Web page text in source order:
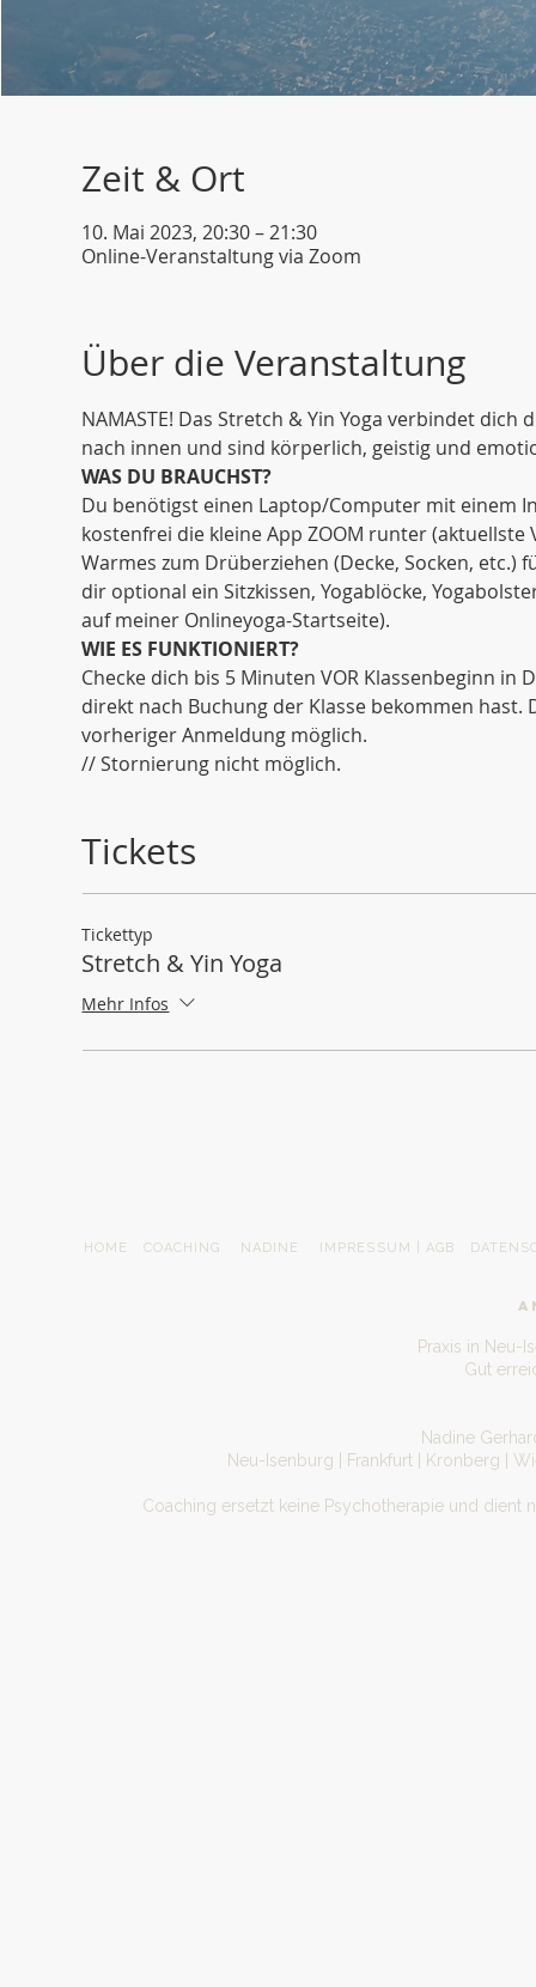
Zeit & Ort
10. Mai 2023, 20:30 – 21:30
Online-Veranstaltung via Zoom
Über die Veranstaltung
NAMASTE! Das Stretch & Yin Yoga verbindet
nach innen und sind körperlich, geistig und
WAS DU BRAUCHST?
Du benötigst einen Laptop/Computer mit einem
kostenfrei die kleine App ZOOM runter
Warmes zum Drüberziehen (Decke, Socken,
dir optional ein Sitzkissen, Yogablöcke,
auf meiner Onlineyoga-Startseite).
WIE ES FUNKTIONIERT?
Checke dich bis 5 Minuten VOR Klassenbeginn in
direkt nach Buchung der Klasse bekommen
vorheriger Anmeldung möglich.
// Stornierung nicht möglich.
Tickets
Tickettyp
Stretch & Yin Yoga
Mehr Infos
HOME COACHING NADINE IMPRESSUM | AGB
Praxis in Neu-
Gut
Nadine
Neu-Isenburg | Frankfurt | Kronberg |
Coaching ersetzt keine Psychotherapie und dient